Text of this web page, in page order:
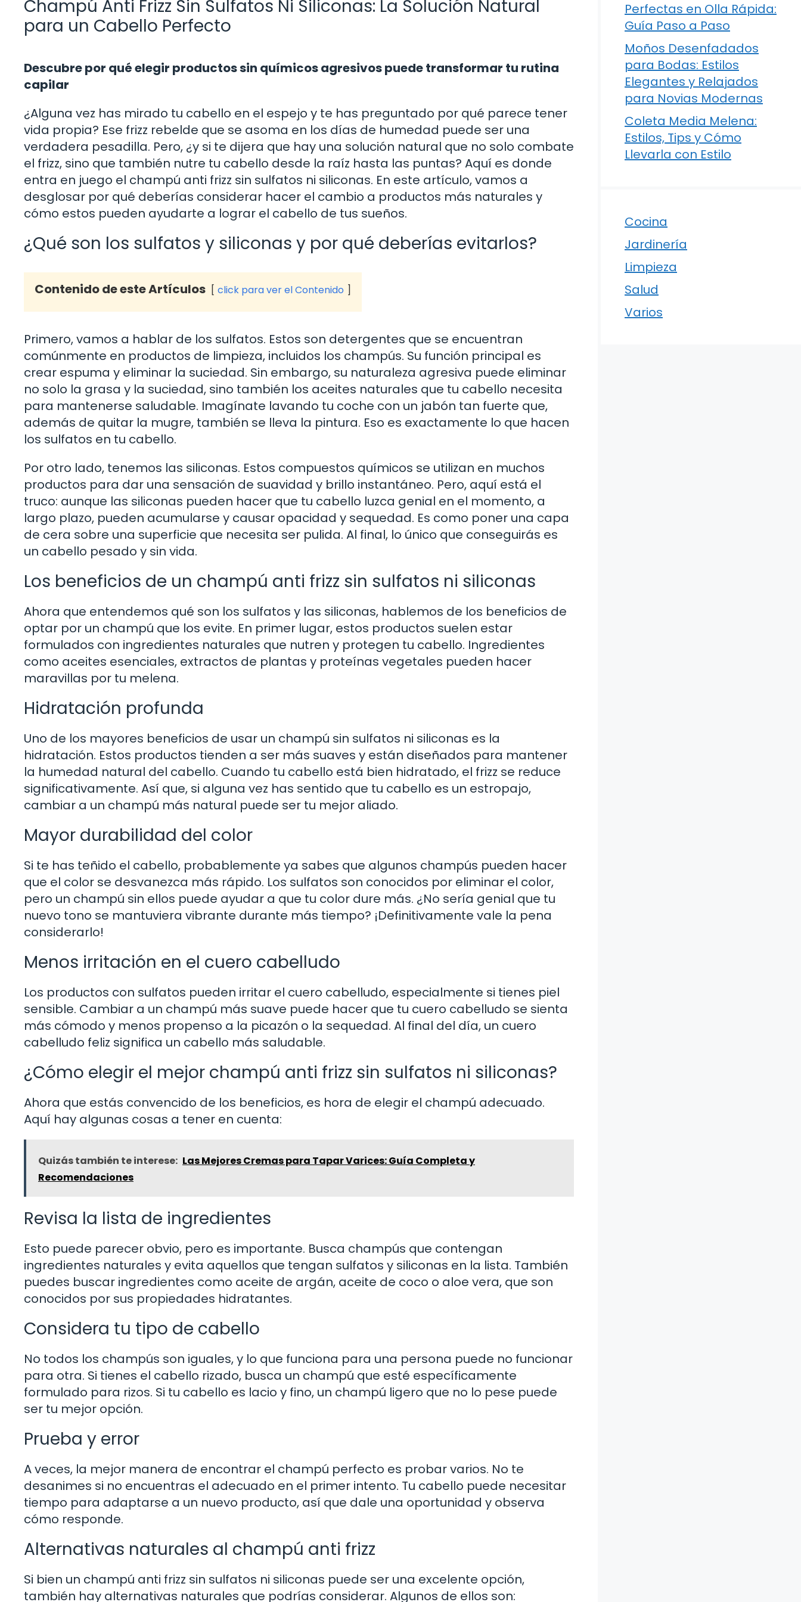
Champú Anti Frizz Sin Sulfatos Ni Siliconas: La Solución Natural
para un Cabello Perfecto
Descubre por qué elegir productos sin químicos agresivos puede transformar tu rutina
capilar
¿Alguna vez has mirado tu cabello en el espejo y te has preguntado por qué parece tener
vida propia? Ese frizz rebelde que se asoma en los días de humedad puede ser una
verdadera pesadilla. Pero, ¿y si te dijera que hay una solución natural que no solo combate
el frizz, sino que también nutre tu cabello desde la raíz hasta las puntas? Aquí es donde
entra en juego el champú anti frizz sin sulfatos ni siliconas. En este artículo, vamos a
desglosar por qué deberías considerar hacer el cambio a productos más naturales y
cómo estos pueden ayudarte a lograr el cabello de tus sueños.
¿Qué son los sulfatos y siliconas y por qué deberías evitarlos?
Contenido de este Artículos click para ver el Contenido
Primero, vamos a hablar de los sulfatos. Estos son detergentes que se encuentran
comúnmente en productos de limpieza, incluidos los champús. Su función principal es
crear espuma y eliminar la suciedad. Sin embargo, su naturaleza agresiva puede eliminar
no solo la grasa y la suciedad, sino también los aceites naturales que tu cabello necesita
para mantenerse saludable. Imagínate lavando tu coche con un jabón tan fuerte que,
además de quitar la mugre, también se lleva la pintura. Eso es exactamente lo que hacen
los sulfatos en tu cabello.
Por otro lado, tenemos las siliconas. Estos compuestos químicos se utilizan en muchos
productos para dar una sensación de suavidad y brillo instantáneo. Pero, aquí está el
truco: aunque las siliconas pueden hacer que tu cabello luzca genial en el momento, a
largo plazo, pueden acumularse y causar opacidad y sequedad. Es como poner una capa
de cera sobre una superficie que necesita ser pulida. Al final, lo único que conseguirás es
un cabello pesado y sin vida.
Los beneficios de un champú anti frizz sin sulfatos ni siliconas
Ahora que entendemos qué son los sulfatos y las siliconas, hablemos de los beneficios de
optar por un champú que los evite. En primer lugar, estos productos suelen estar
formulados con ingredientes naturales que nutren y protegen tu cabello. Ingredientes
como aceites esenciales, extractos de plantas y proteínas vegetales pueden hacer
maravillas por tu melena.
Hidratación profunda
Uno de los mayores beneficios de usar un champú sin sulfatos ni siliconas es la
hidratación. Estos productos tienden a ser más suaves y están diseñados para mantener
la humedad natural del cabello. Cuando tu cabello está bien hidratado, el frizz se reduce
significativamente. Así que, si alguna vez has sentido que tu cabello es un estropajo,
cambiar a un champú más natural puede ser tu mejor aliado.
Mayor durabilidad del color
Si te has teñido el cabello, probablemente ya sabes que algunos champús pueden hacer
que el color se desvanezca más rápido. Los sulfatos son conocidos por eliminar el color,
pero un champú sin ellos puede ayudar a que tu color dure más. ¿No sería genial que tu
nuevo tono se mantuviera vibrante durante más tiempo? ¡Definitivamente vale la pena
considerarlo!
Menos irritación en el cuero cabelludo
Los productos con sulfatos pueden irritar el cuero cabelludo, especialmente si tienes piel
sensible. Cambiar a un champú más suave puede hacer que tu cuero cabelludo se sienta
más cómodo y menos propenso a la picazón o la sequedad. Al final del día, un cuero
cabelludo feliz significa un cabello más saludable.
¿Cómo elegir el mejor champú anti frizz sin sulfatos ni siliconas?
Ahora que estás convencido de los beneficios, es hora de elegir el champú adecuado.
Aquí hay algunas cosas a tener en cuenta:
Quizás también te interese: Las Mejores Cremas para Tapar Varices: Guía Completa y
Recomendaciones
Revisa la lista de ingredientes
Esto puede parecer obvio, pero es importante. Busca champús que contengan
ingredientes naturales y evita aquellos que tengan sulfatos y siliconas en la lista. También
puedes buscar ingredientes como aceite de argán, aceite de coco o aloe vera, que son
conocidos por sus propiedades hidratantes.
Considera tu tipo de cabello
No todos los champús son iguales, y lo que funciona para una persona puede no funcionar
para otra. Si tienes el cabello rizado, busca un champú que esté específicamente
formulado para rizos. Si tu cabello es lacio y fino, un champú ligero que no lo pese puede
ser tu mejor opción.
Prueba y error
A veces, la mejor manera de encontrar el champú perfecto es probar varios. No te
desanimes si no encuentras el adecuado en el primer intento. Tu cabello puede necesitar
tiempo para adaptarse a un nuevo producto, así que dale una oportunidad y observa
cómo responde.
Alternativas naturales al champú anti frizz
Si bien un champú anti frizz sin sulfatos ni siliconas puede ser una excelente opción,
también hay alternativas naturales que podrías considerar. Algunos de ellos son:
Perfectas en Olla Rápida:
Guía Paso a Paso
Moños Desenfadados
para Bodas: Estilos
Elegantes y Relajados
para Novias Modernas
Coleta Media Melena:
Estilos, Tips y Cómo
Llevarla con Estilo
Cocina
Jardinería
Limpieza
Salud
Varios